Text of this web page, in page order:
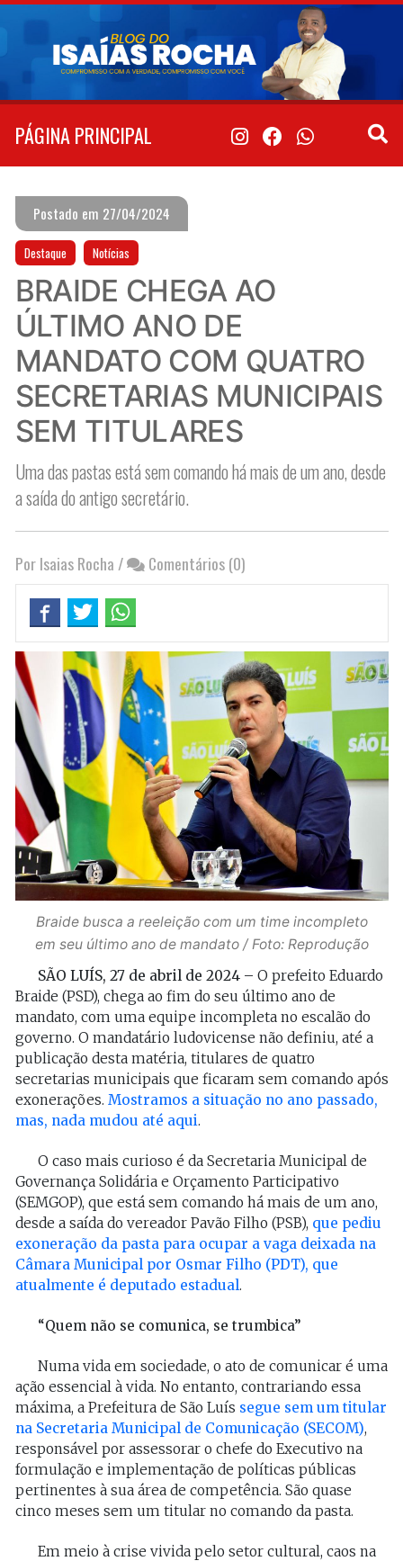
Pular
conteúdo
PÁGINA PRINCIPAL
Postado em 27/04/2024
Destaque Notícias
BRAIDE CHEGA AO
ÚLTIMO ANO DE
MANDATO COM QUATRO
SECRETARIAS MUNICIPAIS
SEM TITULARES
Uma das pastas está sem comando há mais de um ano, desde
a saída do antigo secretário.
Por Isaias Rocha / Comentários (0)
Braide busca a reeleição com um time incompleto
em seu último ano de mandato / Foto: Reprodução
SÃO LUÍS, 27 de abril de 2024 – O prefeito Eduardo
Braide (PSD), chega ao fim do seu último ano de
mandato, com uma equipe incompleta no escalão do
governo. O mandatário ludovicense não definiu, até a
publicação desta matéria, titulares de quatro
secretarias municipais que ficaram sem comando após
exonerações. Mostramos a situação no ano passado,
mas, nada mudou até aqui.
O caso mais curioso é da Secretaria Municipal de
Governança Solidária e Orçamento Participativo
(SEMGOP), que está sem comando há mais de um ano,
desde a saída do vereador Pavão Filho (PSB), que pediu
exoneração da pasta para ocupar a vaga deixada na
Câmara Municipal por Osmar Filho (PDT), que
atualmente é deputado estadual.
“Quem não se comunica, se trumbica”
Numa vida em sociedade, o ato de comunicar é uma
ação essencial à vida. No entanto, contrariando essa
máxima, a Prefeitura de São Luís segue sem um titular
na Secretaria Municipal de Comunicação (SECOM),
responsável por assessorar o chefe do Executivo na
formulação e implementação de políticas públicas
pertinentes à sua área de competência. São quase
cinco meses sem um titular no comando da pasta.
Em meio à crise vivida pelo setor cultural, caos na